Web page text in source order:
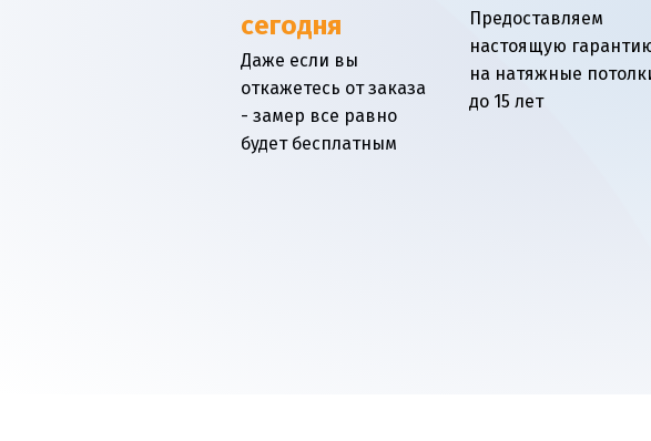
сегодня
Даже если вы
откажетесь от заказа
- замер все равно
будет бесплатным
Предоставляем
настоящую
на натяжные
до 15 лет